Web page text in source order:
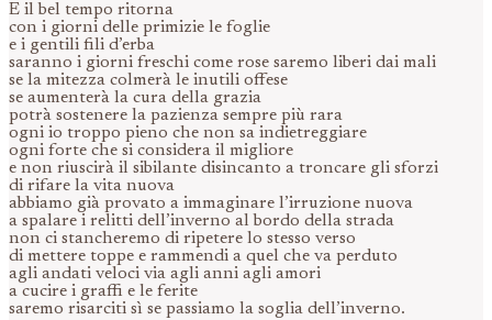
E il bel tempo ritorna
con i giorni delle primizie le foglie
e i gentili fili d’erba
saranno i giorni freschi come rose saremo liberi dai mali
se la mitezza colmerà le inutili offese
se aumenterà la cura della grazia
potrà sostenere la pazienza sempre più rara
ogni io troppo pieno che non sa indietreggiare
ogni forte che si considera il migliore
e non riuscirà il sibilante disincanto a troncare gli sforzi
di rifare la vita nuova
abbiamo già provato a immaginare l’irruzione nuova
a spalare i relitti dell’inverno al bordo della strada
non ci stancheremo di ripetere lo stesso verso
di mettere toppe e rammendi a quel che va perduto
agli andati veloci via agli anni agli amori
a cucire i graffi e le ferite
saremo risarciti sì se passiamo la soglia dell’inverno.